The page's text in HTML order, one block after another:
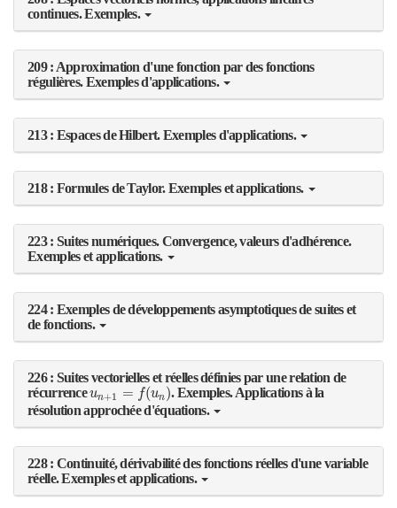
continues. Exemples.
209 : Approximation d'une fonction par des fonctions
régulières. Exemples d'applications.
213 : Espaces de Hilbert. Exemples d'applications.
218 : Formules de Taylor. Exemples et applications.
223 : Suites numériques. Convergence, valeurs d'adhérence.
Exemples et applications.
224 : Exemples de développements asymptotiques de suites et
de fonctions.
226 : Suites vectorielles et réelles définies par une relation de
récurrenceun+1 = f(un)
un+1=f(un)
. Exemples. Applications à la
résolution approchée d'équations.
228 : Continuité, dérivabilité des fonctions réelles d'une variable
réelle. Exemples et applications.